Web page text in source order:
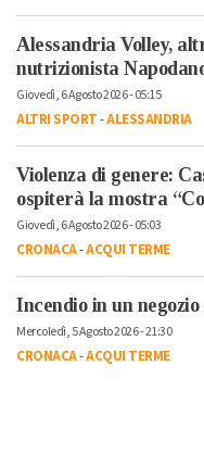
Alessandria Volley,
nutrizionista
Giovedì, 6 Agosto 2026 - 05:15
ALTRI SPORT-ALESSANDRIA
Violenza di genere:
ospiterà la mostra
Giovedì, 6 Agosto 2026 - 05:03
CRONACA-ACQUI TERME
Incendio in un
Mercoledì, 5 Agosto 2026 - 21:30
CRONACA-ACQUI TERME